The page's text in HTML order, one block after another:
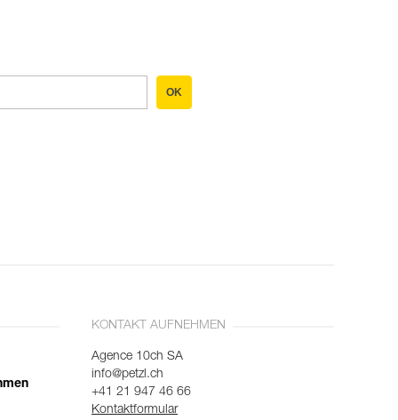
OK
KONTAKT AUFNEHMEN
Agence 10ch SA
info@petzl.ch
+41 21 947 46 66
Kontaktformular